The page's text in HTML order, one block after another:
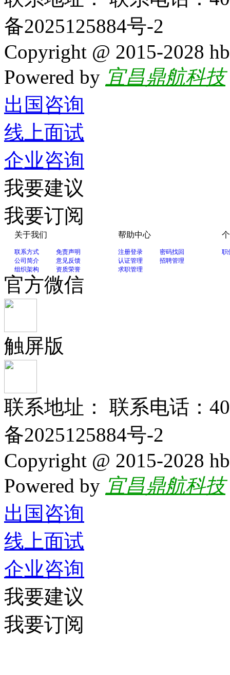
备2025125884号-2
Copyright @ 2015-2028
Powered by 宜昌鼎航科技
出国咨询
线上面试
企业咨询
我要建议
我要订阅
关于我们
联系方式
免责声明
公司简介
意见反馈
组织架构
资质荣誉
帮助中心
注册登录
密码找回
认证管理
招聘管理
求职管理
职
官方微信
触屏版
联系地址： 联系电话：
备2025125884号-2
Copyright @ 2015-2028
Powered by 宜昌鼎航科技
出国咨询
线上面试
企业咨询
我要建议
我要订阅